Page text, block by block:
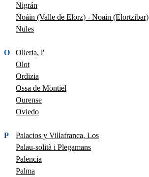
Nigrán
Noáin (Valle de Elorz) - Noain (Elortzibar)
Nules
O
Olleria, l'
Olot
Ordizia
Ossa de Montiel
Ourense
Oviedo
P
Palacios y Villafranca, Los
Palau-solità i Plegamans
Palencia
Palma